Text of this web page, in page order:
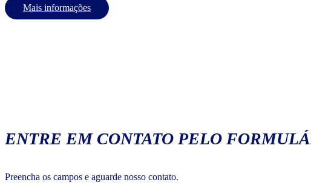
Mais informações
ENTRE EM CONTATO PELO
Preencha os campos e aguarde nosso contato.